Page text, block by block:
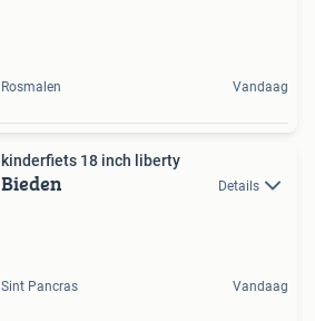
Rosmalen Vandaag
kinderfiets 18 inch liberty
Bieden Details
Sint Pancras Vandaag